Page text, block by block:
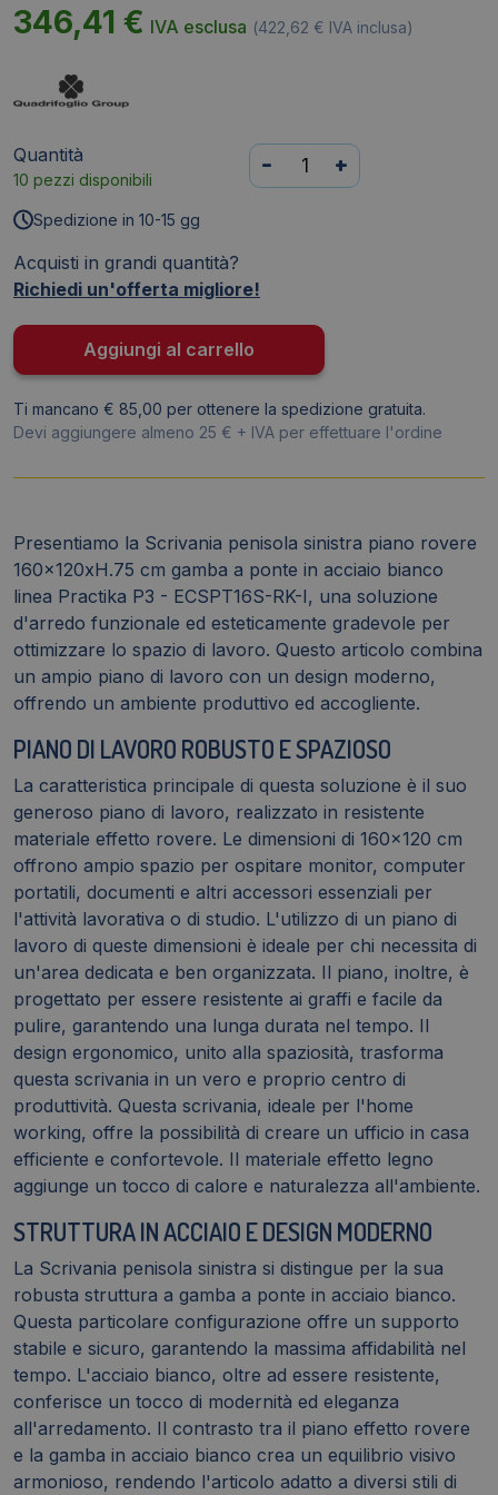
346,41 € IVA esclusa (422,62 € IVA inclusa)
Quantità
10 pezzi disponibili
Scrivania
angolare
160x120xh.75
gamba
a
in
Bianco
P3
-
ECSPT16S-
RK-
I
quantità
- +
Spedizione in 10-15 gg
Acquisti in grandi quantità?
Richiedi un'offerta migliore!
Aggiungi al carrello
Ti mancano € 85,00 per ottenere la spedizione gratuita.
Devi aggiungere almeno 25 € + IVA per effettuare l'ordine
Presentiamo la Scrivania penisola sinistra piano rovere
160x120xH.75 cm gamba a ponte in acciaio bianco
linea Practika P3 - ECSPT16S-RK-I, una soluzione
d'arredo funzionale ed esteticamente gradevole per
ottimizzare lo spazio di lavoro. Questo articolo combina
un ampio piano di lavoro con un design moderno,
offrendo un ambiente produttivo ed accogliente.
PIANO DI LAVORO ROBUSTO E SPAZIOSO
La caratteristica principale di questa soluzione è il suo
generoso piano di lavoro, realizzato in resistente
materiale effetto rovere. Le dimensioni di 160x120 cm
offrono ampio spazio per ospitare monitor, computer
portatili, documenti e altri accessori essenziali per
l'attività lavorativa o di studio. L'utilizzo di un piano di
lavoro di queste dimensioni è ideale per chi necessita di
un'area dedicata e ben organizzata. Il piano, inoltre, è
progettato per essere resistente ai graffi e facile da
pulire, garantendo una lunga durata nel tempo. Il
design ergonomico, unito alla spaziosità, trasforma
questa scrivania in un vero e proprio centro di
produttività. Questa scrivania, ideale per l'home
working, offre la possibilità di creare un ufficio in casa
efficiente e confortevole. Il materiale effetto legno
aggiunge un tocco di calore e naturalezza all'ambiente.
STRUTTURA IN ACCIAIO E DESIGN MODERNO
La Scrivania penisola sinistra si distingue per la sua
robusta struttura a gamba a ponte in acciaio bianco.
Questa particolare configurazione offre un supporto
stabile e sicuro, garantendo la massima affidabilità nel
tempo. L'acciaio bianco, oltre ad essere resistente,
conferisce un tocco di modernità ed eleganza
all'arredamento. Il contrasto tra il piano effetto rovere
e la gamba in acciaio bianco crea un equilibrio visivo
armonioso, rendendo l'articolo adatto a diversi stili di